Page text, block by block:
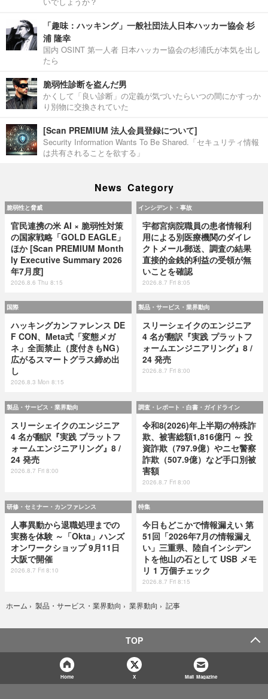
「趣味：ハッキング」一般社団法人日本ハッカー協会 杉
浦 隆幸
国内 OSINT 第一人者 日本ハッカー協会の杉浦氏が本気を出し
たら
脆弱性診断を盗んだ男
かくして「良い診断」の定義が気づいたらいつの間にかすっか
り別物に交換されていた
[Scan PREMIUM 法人会員登録について]
Security Information Wants To Be Shared.「セキュリティ情報
は共有されることを欲する」
News Category
脆弱性と脅威
官民連携の米 AI × 脆弱性対策
の国家戦略「GOLD EAGLE」
ほか [Scan PREMIUM Month
ly Executive Summary 2026
年7月度]
2026.8.6 Thu 8:15
インシデント・事故
宇都宮病院職員の患者情報利
用による別医療機関のダイレ
クトメール郵送、調査の結果
直接的金銭的利益の受領が無
いことを確認
2026.8.7 Fri 8:05
国際
ハッキングカンファレンス DE
F CON、Meta式「変態メガ
ネ」全面禁止（度付きもNG）
広がるスマートグラス締め出
し
2026.8.3 Mon 8:15
製品・サービス・業界動向
スリーシェイクのエンジニア
4 名が翻訳『実践 プラットフ
ォームエンジニアリング』8 /
24 発売
2026.8.7 Fri 8:00
製品・サービス・業界動向
スリーシェイクのエンジニア
4 名が翻訳『実践 プラットフ
ォームエンジニアリング』8 /
24 発売
2026.8.7 Fri 8:00
調査・レポート・白書・ガイドライン
令和8(2026)年上半期の特殊詐
欺、被害総額1,816億円 ～ 投
資詐欺（797.9億）やニセ警察
詐欺（507.9億）など手口別被
害額
2026.8.7 Fri 8:00
研修・セミナー・カンファレンス
人事異動から退職処理までの
実務を体験 ～「Okta」ハンズ
オンワークショップ 9月11日
大阪で開催
2026.8.7 Fri 8:10
特集
今日もどこかで情報漏えい 第
51回「2026年7月の情報漏え
い」三重県、陸自インシデン
トを他山の石として USB メモ
リ 1 万個チェック
2026.8.7 Fri 8:15
ホーム › 製品・サービス・業界動向 › 業界動向 › 記事
TOP
Home X Mail Magazine